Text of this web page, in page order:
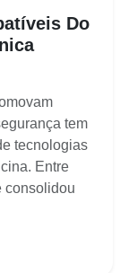
Do
tem
tecnologias
Entre
consolidou